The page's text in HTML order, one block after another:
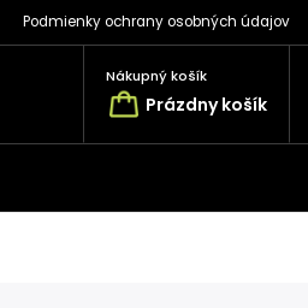
Podmienky ochrany osobných údajov
Nákupný košík
Prázdny košík